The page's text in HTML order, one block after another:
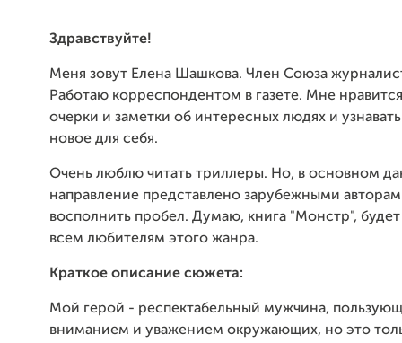
Здравствуйте!
Меня зовут Елена Шашкова. Член Союза
Работаю корреспондентом в газете. Мне
очерки и заметки об интересных людях и
новое для себя.
Очень люблю читать триллеры. Но, в основном
направление представлено зарубежными
восполнить пробел. Думаю, книга "Монстр",
всем любителям этого жанра.
Краткое описание сюжета:
Мой герой - респектабельный мужчина,
вниманием и уважением окружающих, но это